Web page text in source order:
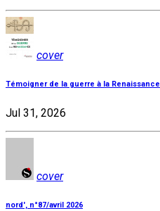
cover
Témoigner de la guerre à la Renaissance
Jul 31, 2026
cover
nord', n°87/avril 2026